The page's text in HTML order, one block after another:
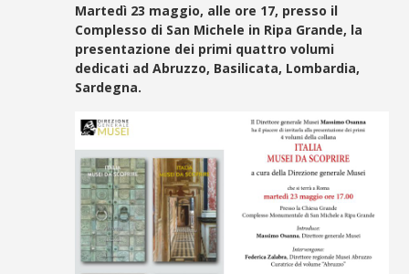
Martedì 23 maggio, alle ore 17, presso il
Complesso di San Michele in Ripa Grande, la
presentazione dei primi quattro volumi
dedicati ad Abruzzo, Basilicata, Lombardia,
Sardegna.